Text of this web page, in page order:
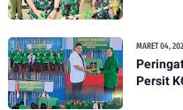
MARET 04,
Persit